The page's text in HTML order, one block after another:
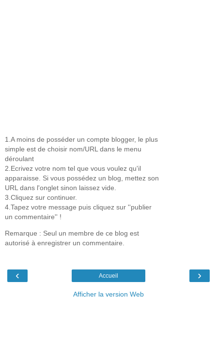
1.A moins de posséder un compte blogger, le plus
simple est de choisir nom/URL dans le menu
déroulant
2.Ecrivez votre nom tel que vous voulez qu'il
apparaisse. Si vous possédez un blog, mettez son
URL dans l'onglet sinon laissez vide.
3.Cliquez sur continuer.
4.Tapez votre message puis cliquez sur ''publier
un commentaire'' !
Remarque : Seul un membre de ce blog est
autorisé à enregistrer un commentaire.
‹ ›
Accueil
Afficher la version Web